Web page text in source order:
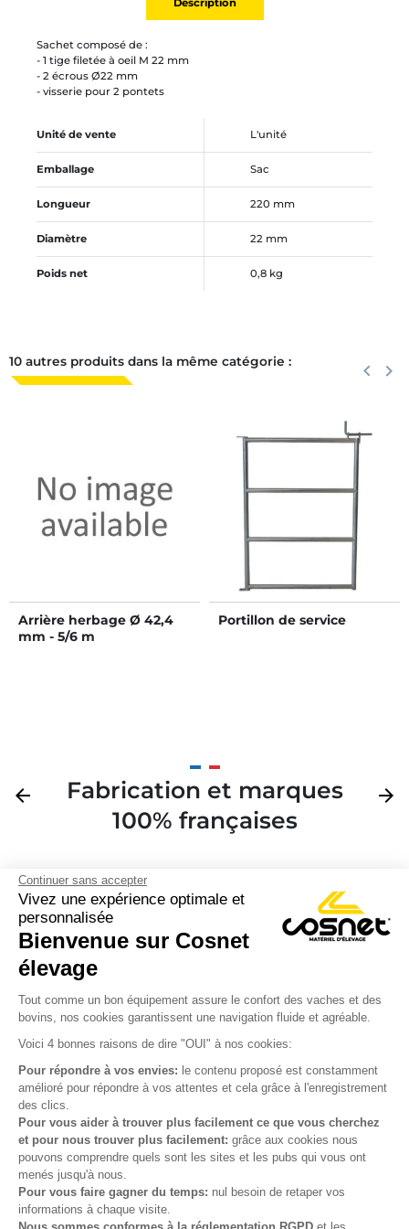
Continuer sans accepter
Vivez une expérience optimale et
personnalisée
Bienvenue sur Cosnet
élevage
Tout comme un bon équipement assure le confort des vaches et des
bovins, nos cookies garantissent une navigation fluide et agréable.
Voici 4 bonnes raisons de dire "OUI" à nos cookies:
Pour répondre à vos envies: le contenu proposé est constamment
amélioré pour répondre à vos attentes et cela grâce à l'enregistrement
des clics.
Pour vous aider à trouver plus facilement ce que vous cherchez
et pour nous trouver plus facilement: grâce aux cookies nous
pouvons comprendre quels sont les sites et les pubs qui vous ont
menés jusqu'à nous.
Pour vous faire gagner du temps: nul besoin de retaper vos
informations à chaque visite.
Description
Sachet composé de :
- 1 tige filetée à oeil M 22 mm
- 2 écrous Ø22 mm
- visserie pour 2 pontets
Unité de vente L'unité
Emballage Sac
Longueur 220 mm
Diamètre 22 mm
Poids net 0,8 kg
10 autres produits dans la même catégorie : keyboard_arrow_left keyboard_arrow_right
Arrière herbage Ø 42,4
mm - 5/6 m
Portillon de service
Précédent
arrow_back
Fabrication et marques
100% françaises
arrow_forward
Produits
Notre société
Votre compte